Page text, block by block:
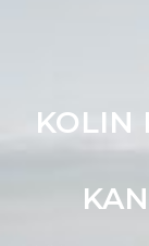
KOLIN